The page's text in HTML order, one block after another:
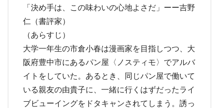
「決め手は、この味わいの心地よさだ」ーー吉野
仁（書評家）
（あらすじ）
大学一年生の市倉小春は漫画家を目指しつつ、大
阪府豊中市にあるパン屋〈ノスティモ〉でアルバ
イトをしていた。あるとき、同じパン屋で働いて
いる親友の由貴子に、一緒に行くはずだったライ
ブビューイングをドタキャンされてしまう。誘っ